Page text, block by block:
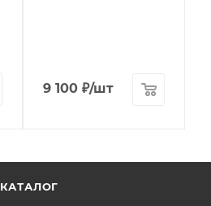
9 100 ₽/шт
КАТАЛОГ